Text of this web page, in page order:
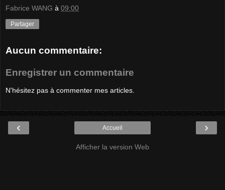
Fabrice WANG à 09:00
Partager
Aucun commentaire:
Enregistrer un commentaire
N'hésitez pas à commenter mes articles.
‹ ›
Accueil
Afficher la version Web